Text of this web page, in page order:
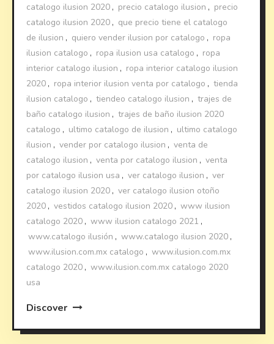
catalogo ilusion 2020 , precio catalogo ilusion , precio
catalogo ilusion 2020 , que precio tiene el catalogo
de ilusion , quiero vender ilusion por catalogo , ropa
ilusion catalogo , ropa ilusion usa catalogo , ropa
interior catalogo ilusion , ropa interior catalogo ilusion
2020 , ropa interior ilusion venta por catalogo , tienda
ilusion catalogo , tiendeo catalogo ilusion , trajes de
baño catalogo ilusion , trajes de baño ilusion 2020
catalogo , ultimo catalogo de ilusion , ultimo catalogo
ilusion , vender por catalogo ilusion , venta de
catalogo ilusion , venta por catalogo ilusion , venta
por catalogo ilusion usa , ver catalogo ilusion , ver
catalogo ilusion 2020 , ver catalogo ilusion otoño
2020 , vestidos catalogo ilusion 2020 , www ilusion
catalogo 2020 , www ilusion catalogo 2021 ,
www.catalogo ilusión , www.catalogo ilusion 2020 ,
www.ilusion.com.mx catalogo , www.ilusion.com.mx
catalogo 2020 , www.ilusion.com.mx catalogo 2020
usa
Discover